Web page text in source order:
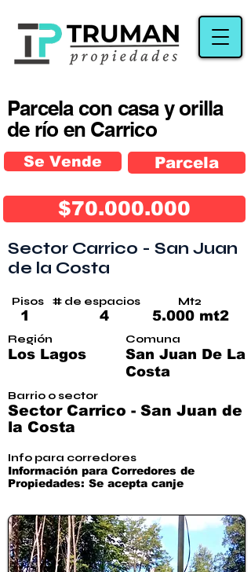
Parcela con casa y orilla
de río en Carrico
Se Vende Parcela
$70.000.000
Sector Carrico - San Juan
de la Costa
Pisos
1
# de espacios
4
Mt2
5.000 mt2
Región
Los Lagos
Comuna
San Juan De La
Costa
Barrio o sector
Sector Carrico - San Juan de
la Costa
Info para corredores
Información para Corredores de
Propiedades: Se acepta canje